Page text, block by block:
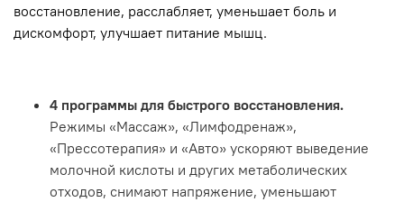
восстановление, расслабляет, уменьшает боль и
дискомфорт, улучшает питание мышц.
4 программы для быстрого восстановления.
Режимы «Массаж», «Лимфодренаж»,
«Прессотерапия» и «Авто» ускоряют выведение
молочной кислоты и других метаболических
отходов, снимают напряжение, уменьшают